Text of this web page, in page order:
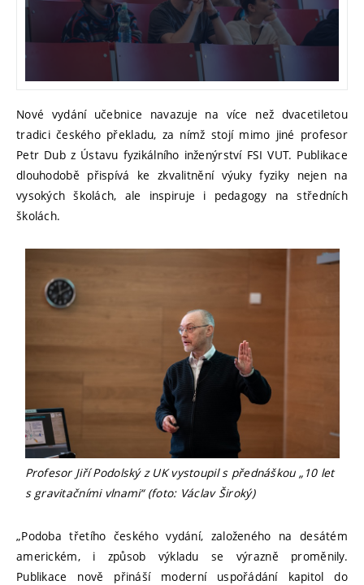
Nové vydání učebnice navazuje na více než dvacetiletou
tradici českého překladu, za nímž stojí mimo jiné profesor
Petr Dub z Ústavu fyzikálního inženýrství FSI VUT. Publikace
dlouhodobě přispívá ke zkvalitnění výuky fyziky nejen na
vysokých školách, ale inspiruje i pedagogy na středních
školách.
Profesor Jiří Podolský z UK vystoupil s přednáškou „10 let
s gravitačními vlnami“ (foto: Václav Široký)
„Podoba třetího českého vydání, založeného na desátém
americkém, i způsob výkladu se výrazně proměnily.
Publikace nově přináší moderní uspořádání kapitol do